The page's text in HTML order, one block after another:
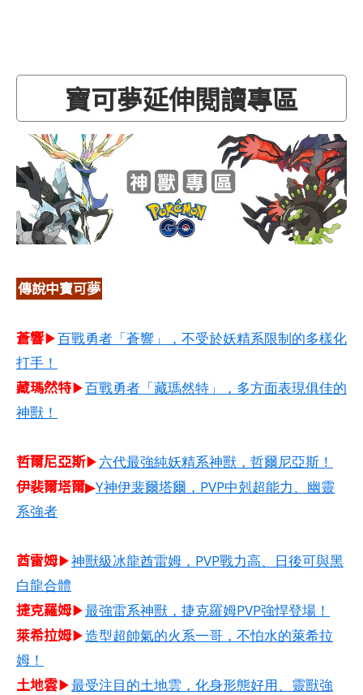
寶可夢延伸閱讀專區
傳說中寶可夢
蒼響▶百戰勇者「蒼響」，不受於妖精系限制的多樣化
打手！
藏瑪然特▶百戰勇者「藏瑪然特」，多方面表現俱佳的
神獸！
哲爾尼亞斯​▶六代最強純妖精系神獸，哲爾尼亞斯！
伊裴爾塔爾▶Y神伊裴爾塔爾，PVP中剋超能力、幽靈
系強者
酋雷姆​▶神獸級冰龍酋雷姆，PVP戰力高、日後可與黑
白龍合體
捷克羅姆​▶最強雷系神獸，捷克羅姆PVP強悍登場！
萊希拉姆​▶造型超帥氣的火系一哥，不怕水的萊希拉
姆！
土地雲▶最受注目的土地雲，化身形態好用、靈獸強